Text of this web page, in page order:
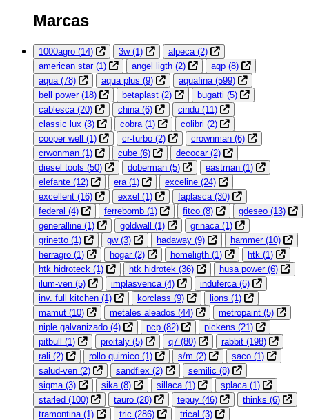
Marcas
1000agro (14) 3w (1) alpeca (2)
american star (1) angel ligth (2) aqp (8)
aqua (78) aqua plus (9) aquafina (599)
bell power (18) betaplast (2) bugatti (5)
cablesca (20) china (6) cindu (11)
classic lux (3) cobra (1) colibri (2)
cooper well (1) cr-turbo (2) crownman (6)
crwonman (1) cube (6) decocar (2)
diesel tools (50) doberman (5) eastman (1)
elefante (12) era (1) exceline (24)
excellent (16) exxel (1) faplasca (30)
federal (4) ferrebomb (1) fitco (8) gdeseo (13)
generalline (1) goldwall (1) grinaca (1)
grinetto (1) gw (3) hadaway (9) hammer (10)
herragro (1) hogar (2) homeligth (1) htk (1)
htk hidroteck (1) htk hidrotek (36) husa power (6)
ilum-ven (5) implasvenca (4) induferca (6)
inv. full kitchen (1) korclass (9) lions (1)
mamut (10) metales aleados (44) metropaint (5)
niple galvanizado (4) pcp (82) pickens (21)
pitbull (1) proitaly (5) q7 (80) rabbit (198)
rali (2) rollo quimico (1) s/m (2) saco (1)
salud-ven (2) sandflex (2) semilic (8)
sigma (3) sika (8) sillaca (1) splaca (1)
starled (100) tauro (28) tepuy (46) thinks (6)
tramontina (1) tric (286) trical (3)